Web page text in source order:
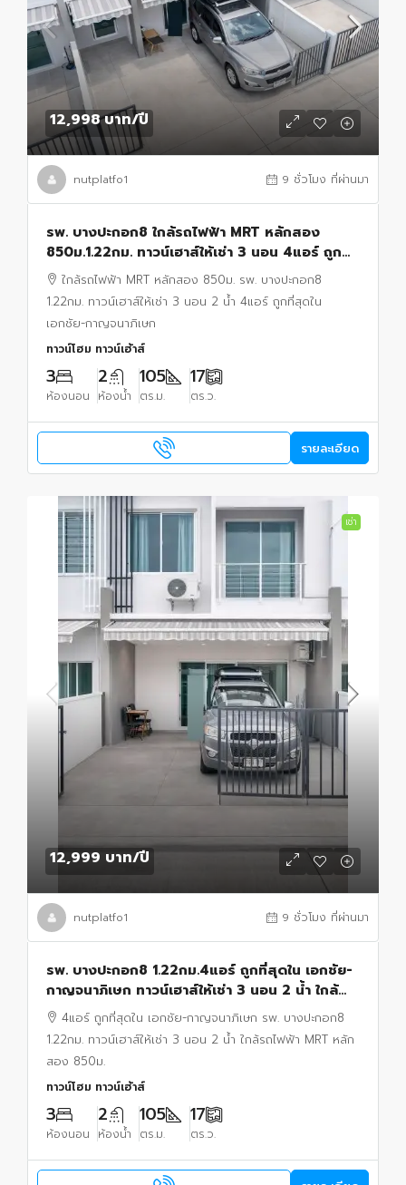
12,998 บาท/ปี
nutplatfo1 9 ชั่วโมง ที่ผ่านมา
รพ. บางปะกอก8 ใกล้รถไฟฟ้า MRT หลักสอง
850ม.1.22กม. ทาวน์เฮาส์ให้เช่า 3 นอน 4แอร์ ถูก
ที่สุดใน เอกชัย-กาญจนาภิเษก 2 น้ำ
ใกล้รถไฟฟ้า MRT หลักสอง 850ม. รพ. บางปะกอก8
1.22กม. ทาวน์เฮาส์ให้เช่า 3 นอน 2 น้ำ 4แอร์ ถูกที่สุดใน
เอกชัย-กาญจนาภิเษก
ทาวน์โฮม ทาวน์เฮ้าส์
3
ห้องนอน
2
ห้องน้ำ
105
ตร.ม.
17
ตร.ว.
รายละเอียด
เช่า
12,999 บาท/ปี
nutplatfo1 9 ชั่วโมง ที่ผ่านมา
รพ. บางปะกอก8 1.22กม.4แอร์ ถูกที่สุดใน เอกชัย-
กาญจนาภิเษก ทาวน์เฮาส์ให้เช่า 3 นอน 2 น้ำ ใกล้
รถไฟฟ้า MRT หลักสอง 850ม.
4แอร์ ถูกที่สุดใน เอกชัย-กาญจนาภิเษก รพ. บางปะกอก8
1.22กม. ทาวน์เฮาส์ให้เช่า 3 นอน 2 น้ำ ใกล้รถไฟฟ้า MRT หลัก
สอง 850ม.
ทาวน์โฮม ทาวน์เฮ้าส์
3
ห้องนอน
2
ห้องน้ำ
105
ตร.ม.
17
ตร.ว.